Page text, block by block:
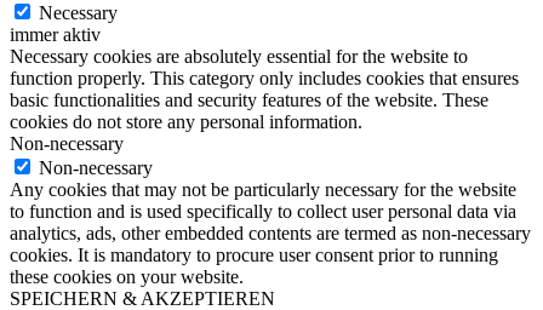
Necessary
immer aktiv
Necessary cookies are absolutely essential for the website to
function properly. This category only includes cookies that ensures
basic functionalities and security features of the website. These
cookies do not store any personal information.
Non-necessary
Non-necessary
Any cookies that may not be particularly necessary for the website
to function and is used specifically to collect user personal data via
analytics, ads, other embedded contents are termed as non-necessary
cookies. It is mandatory to procure user consent prior to running
these cookies on your website.
SPEICHERN & AKZEPTIEREN